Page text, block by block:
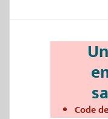
Code